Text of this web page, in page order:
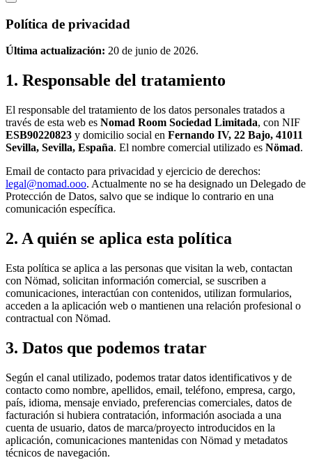
Política de privacidad
Última actualización: 20 de junio de 2026.
1. Responsable del tratamiento
El responsable del tratamiento de los datos personales tratados a
través de esta web es Nomad Room Sociedad Limitada, con NIF
ESB90220823 y domicilio social en Fernando IV, 22 Bajo, 41011
Sevilla, Sevilla, España. El nombre comercial utilizado es Nömad.
Email de contacto para privacidad y ejercicio de derechos:
legal@nomad.ooo. Actualmente no se ha designado un Delegado de
Protección de Datos, salvo que se indique lo contrario en una
comunicación específica.
2. A quién se aplica esta política
Esta política se aplica a las personas que visitan la web, contactan
con Nömad, solicitan información comercial, se suscriben a
comunicaciones, interactúan con contenidos, utilizan formularios,
acceden a la aplicación web o mantienen una relación profesional o
contractual con Nömad.
3. Datos que podemos tratar
Según el canal utilizado, podemos tratar datos identificativos y de
contacto como nombre, apellidos, email, teléfono, empresa, cargo,
país, idioma, mensaje enviado, preferencias comerciales, datos de
facturación si hubiera contratación, información asociada a una
cuenta de usuario, datos de marca/proyecto introducidos en la
aplicación, comunicaciones mantenidas con Nömad y metadatos
técnicos de navegación.